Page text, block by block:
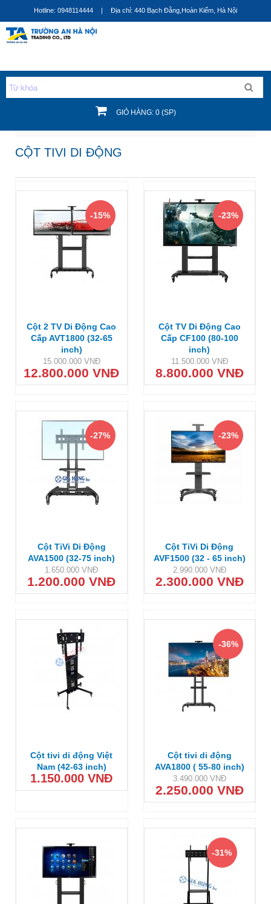
Nhảy
Hotline: 0948114444 | Địa chỉ: 440 Bạch Đằng,Hoàn Kiếm, Hà Nội
GIỎ HÀNG: 0 (SP)
CỘT TIVI DI ĐỘNG
-15%
Cột 2 TV Di Động Cao
Cấp AVT1800 (32-65
inch)
15.000.000 VNĐ
12.800.000 VNĐ
-23%
Cột TV Di Động Cao
Cấp CF100 (80-100
inch)
11.500.000 VNĐ
8.800.000 VNĐ
-27%
Cột TiVi Di Động
AVA1500 (32-75 inch)
1.650.000 VNĐ
1.200.000 VNĐ
-23%
Cột TiVi Di Động
AVF1500 (32 - 65 inch)
2.990.000 VNĐ
2.300.000 VNĐ
Cột tivi di động Việt
Nam (42-63 inch)
1.150.000 VNĐ
-36%
Cột tivi di động
AVA1800 ( 55-80 inch)
3.490.000 VNĐ
2.250.000 VNĐ
-31%